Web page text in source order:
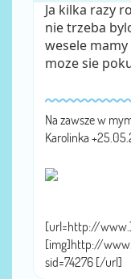
Ja kilka razy
nie trzeba
wesele
moze sie
Na zawsze w
Karolinka
[url=http://
[img]http://
sid=74276 [/url]